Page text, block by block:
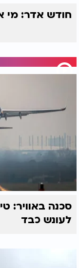
חודש אדר: מי
לעונש כבד